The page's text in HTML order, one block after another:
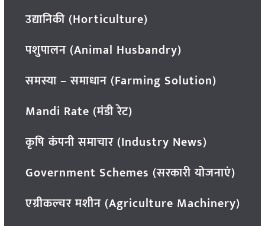
उद्यानिकी (Horticulture)
पशुपालन (Animal Husbandry)
समस्या – समाधान (Farming Solution)
Mandi Rate (मंडी रेट)
कृषि कंपनी समाचार (Industry News)
Government Schemes (सरकारी योजनाएं)
एग्रीकल्चर मशीन (Agriculture Machinery)